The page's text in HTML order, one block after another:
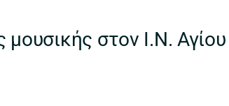
στον Ι.Ν.